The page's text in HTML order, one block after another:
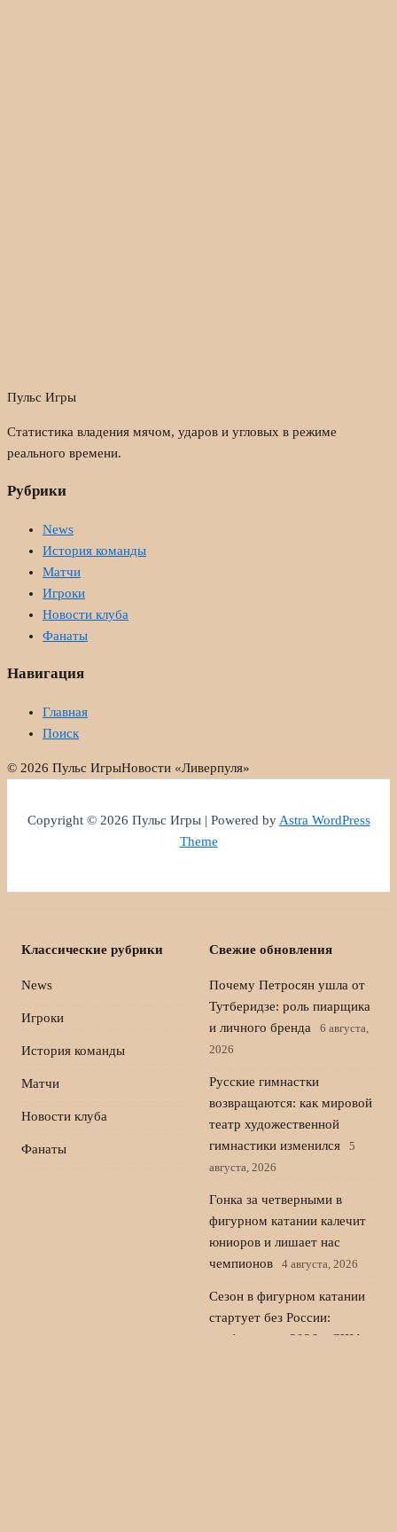
Пульс Игры
Статистика владения мячом, ударов и угловых в режиме
реального времени.
Рубрики
News
История команды
Матчи
Игроки
Новости клуба
Фанаты
Навигация
Главная
Поиск
© 2026 Пульс ИгрыНовости «Ливерпуля»
Copyright © 2026 Пульс Игры | Powered byAstra WordPress
Theme
Классические рубрики
News
Игроки
История команды
Матчи
Новости клуба
Фанаты
Свежие обновления
Почему Петросян ушла от
Тутберидзе: роль пиарщика
и личного бренда
6 августа,
2026
Русские гимнастки
возвращаются: как мировой
театр художественной
гимнастики изменился
5
августа, 2026
Гонка за четверными в
фигурном катании калечит
юниоров и лишает нас
чемпионов
4 августа, 2026
Сезон в фигурном катании
стартует без России:
cranberry cup 2026 в США